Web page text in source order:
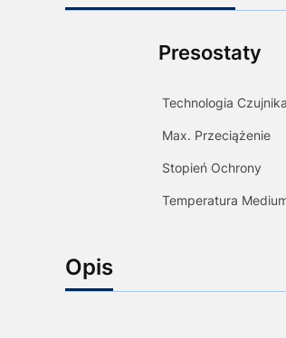
Presostaty
Technologia Czujnika
Max. Przeciążenie
Stopień Ochrony
Temperatura
Opis